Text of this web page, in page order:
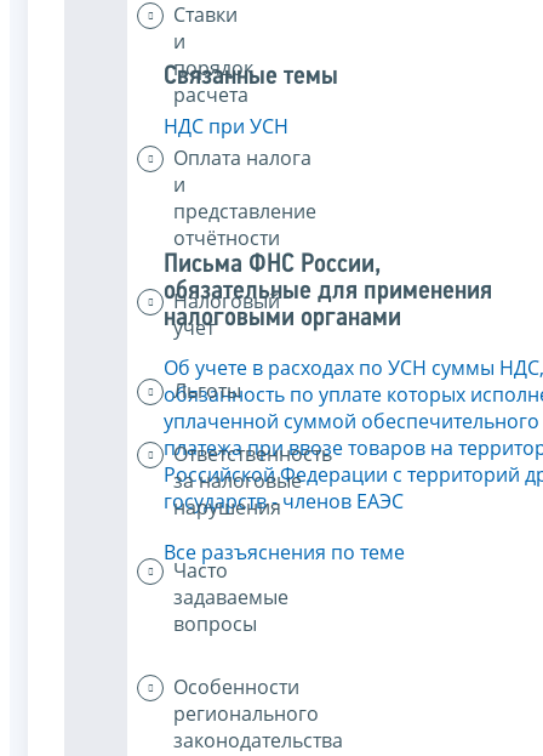
Ставки
и
порядок
расчета
Оплата налога
и
представление
отчётности
Налоговый
учет
Льготы
Ответственность
за налоговые
нарушения
Часто
задаваемые
вопросы
Особенности
регионального
законодательства
Связанные темы
НДС при УСН
Письма ФНС России,
обязательные для применения
налоговыми органами
Об учете в расходах по УСН суммы НДС,
обязанность по уплате которых
уплаченной суммой обеспечительного
платежа при ввозе товаров на
Российской Федерации с территорий
государств - членов ЕАЭС
Все разъяснения по теме